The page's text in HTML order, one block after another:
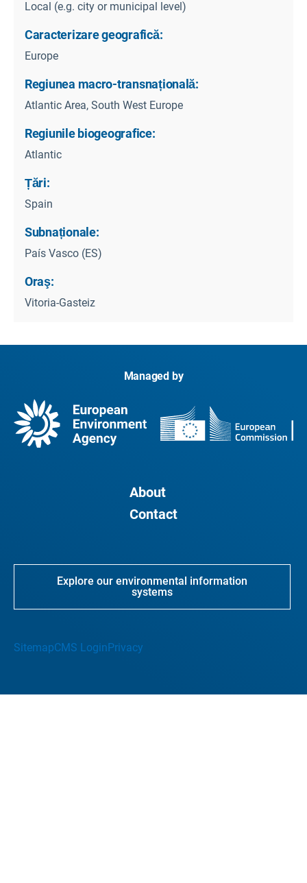
Local (e.g. city or municipal level)
Caracterizare geografică:
Europe
Regiunea macro-transnațională:
Atlantic Area, South West Europe
Regiunile biogeografice:
Atlantic
Țări:
Spain
Subnaționale:
País Vasco (ES)
Oraş:
Vitoria-Gasteiz
Managed by
About
Contact
Explore our environmental information
systems
SitemapCMS LoginPrivacy